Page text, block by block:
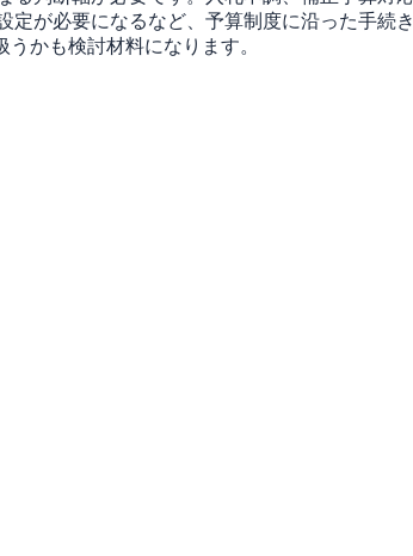
が必要になるなど、予算制度に沿った手
かも検討材料になります。